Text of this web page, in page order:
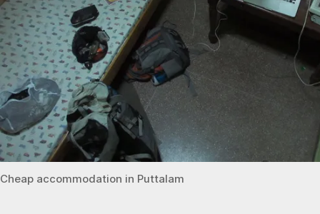
Cheap accommodation in Puttalam